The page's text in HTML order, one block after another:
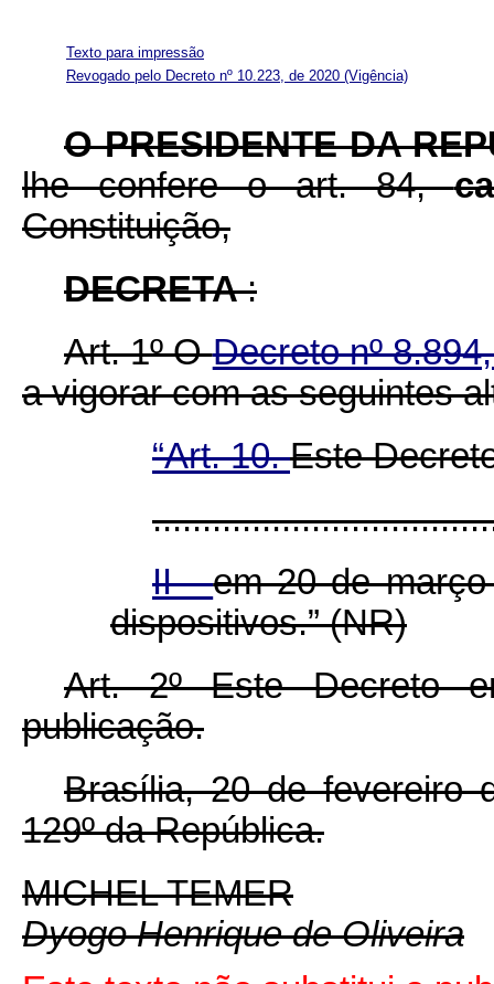
Texto para impressão
Revogado pelo Decreto nº 10.223, de 2020 (Vigência)
O PRESIDENTE DA
lhe confere o art. 84,
Constituição,
DECRETA:
Art. 1º ODecreto nº
a vigorar com as seguintes
“Art. 10.Este
II -em 20 de
dispositivos.” (NR)
Art. 2º Este Decreto
publicação.
Brasília, 20 de fevereiro
129º da República.
MICHEL TEMER
Dyogo Henrique de Oliveira